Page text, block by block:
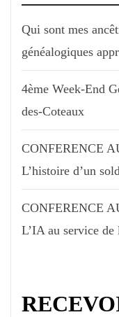
Qui sont mes
généalogiques
4ème Week-End
des-Coteaux
CONFERENCE
L’histoire d’un
CONFERENCE
L’IA au service de